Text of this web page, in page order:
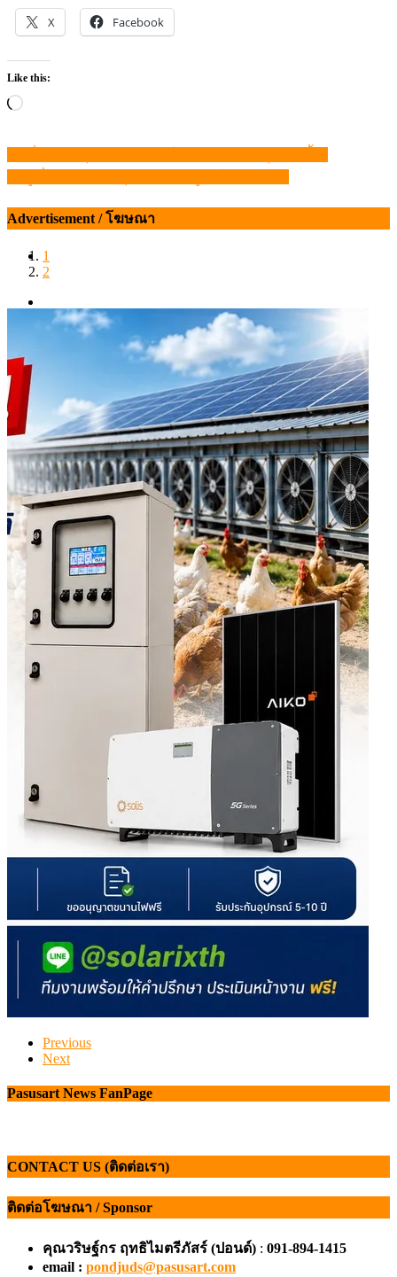
X Facebook
Like this:
Loading…
แนะแนว
Advertisement / โฆษณา
1
2
Previous
Next
Pasusart News FanPage
CONTACT US (ติดต่อเรา)
ติดต่อโฆษณา / Sponsor
คุณวริษฐ์กร ฤทธิไมตรีภัสร์ (ปอนด์) : 091-894-1415
email : pondjuds@pasusart.com